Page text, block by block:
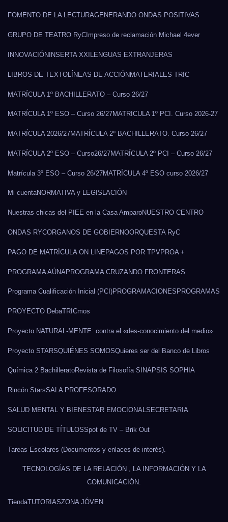
FOMENTO DE LA LECTURAGENERANDO ONDAS POSITIVAS
GRUPO DE TEATRO RyC Impreso de reclamación Michael 4ever
INNOVACIÓN INSERTA XXI LENGUAS EXTRANJERAS
LIBROS DE TEXTOLÍNEAS DE ACCIÓNMATERIALES TRIC
MATRÍCULA 1º BACHILLERATO – Curso 26/27
MATRÍCULA 1º ESO – Curso 26/27MATRICULA 1º PCI. Curso 2026-27
MATRÍCULA 2026/27MATRÍCULA 2º BACHILLERATO. Curso 26/27
MATRÍCULA 2º ESO – Curso26/27MATRÍCULA 2º PCI – Curso 26/27
Matrícula 3º ESO – Curso 26/27MATRÍCULA 4º ESO curso 2026/27
Mi cuentaNORMATIVA y LEGISLACIÓN
Nuestras chicas del PIEE en la Casa AmparoNUESTRO CENTRO
ONDAS RYCORGANOS DE GOBIERNOORQUESTA RyC
PAGO DE MATRÍCULA ON LINE PAGOS POR TPVPROA +
PROGRAMA AÚNAPROGRAMA CRUZANDO FRONTERAS
Programa Cualificación Inicial (PCI)PROGRAMACIONES PROGRAMAS
PROYECTO DebaTRICmos
Proyecto NATURAL-MENTE: contra el «des-conocimiento del medio»
Proyecto STARSQUIÉNES SOMOSQuieres ser del Banco de Libros
Química 2 BachilleratoRevista de Filosofía SINAPSIS SOPHIA
Rincón StarsSALA PROFESORADO
SALUD MENTAL Y BIENESTAR EMOCIONALSECRETARIA
SOLICITUD DE TÍTULOSSpot de TV – Brik Out
Tareas Escolares (Documentos y enlaces de interés).
TECNOLOGÍAS DE LA RELACIÓN , LA INFORMACIÓN Y LA
COMUNICACIÓN.
TiendaTUTORIASZONA JÓVEN